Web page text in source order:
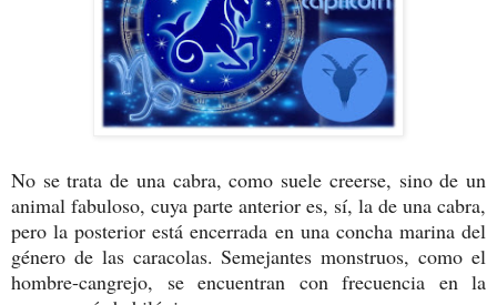
No se trata de una cabra, como suele creerse, sino de un
animal fabuloso, cuya parte anterior es, sí, la de una cabra,
pero la posterior está encerrada en una concha marina del
género de las caracolas. Semejantes monstruos, como el
hombre-cangrejo, se encuentran con frecuencia en la